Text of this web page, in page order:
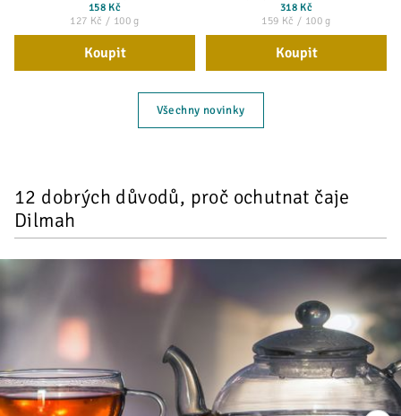
158 Kč
127 Kč / 100 g
Koupit
318 Kč
159 Kč / 100 g
Koupit
Všechny novinky
12 dobrých důvodů, proč ochutnat čaje
Dilmah